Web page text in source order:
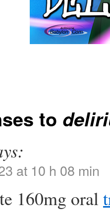
to
at 10 h 08 min
160mg oral